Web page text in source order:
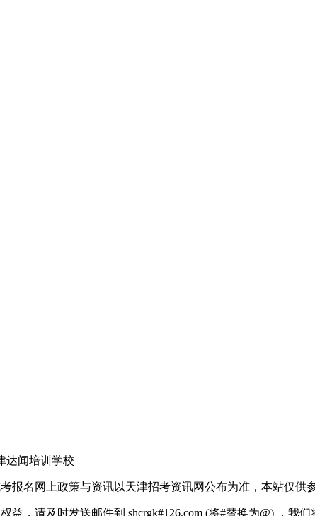
达闻培训学校
名网上政策与资讯以天津招考资讯网公布为准，本站仅供参
，请及时发送邮件到 shcrgk#126.com (将#替换为@) ，我们